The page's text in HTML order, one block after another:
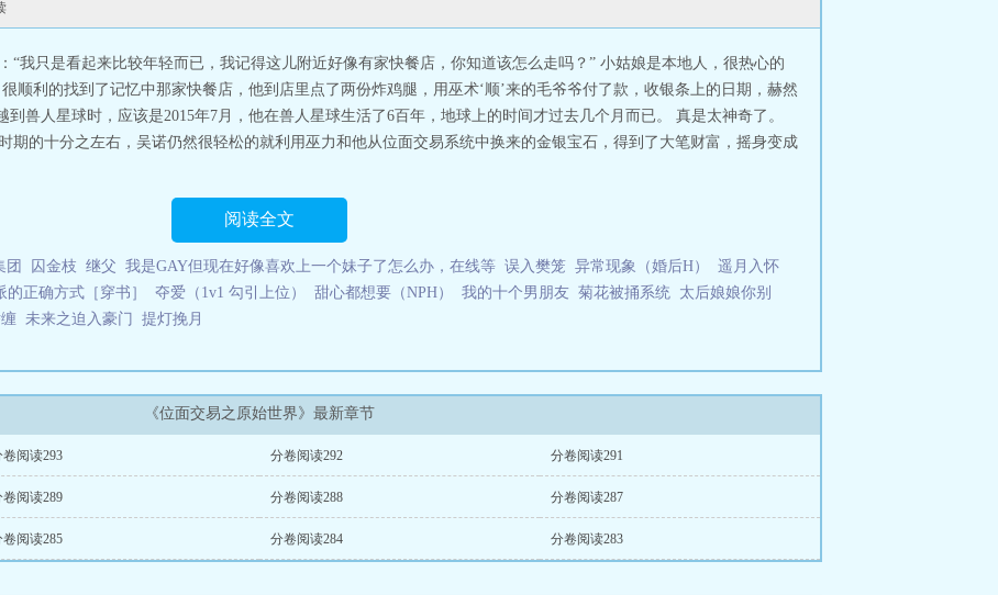
“我只是看起来比较年轻而已，我记得这儿附近好像有家快餐店，你知道该怎么走吗？” 小姑娘是本地人，很热心的
顺利的找到了记忆中那家快餐店，他到店里点了两份炸鸡腿，用巫术‘顺’来的毛爷爷付了款，收银条上的日期，赫然
到兽人星球时，应该是2015年7月，他在兽人星球生活了6百年，地球上的时间才过去几个月而已。 真是太神奇了。
期的十分之左右，吴诺仍然很轻松的就利用巫力和他从位面交易系统中换来的金银宝石，得到了大笔财富，摇身变成
阅读全文
团 囚金枝 继父 我是GAY但现在好像喜欢上一个妹子了怎么办，在线等 误入樊笼 异常现象（婚后H）
遥月入怀
的正确方式［穿书］ 夺爱（1v1 勾引上位） 甜心都想要（NPH） 我的十个男朋友 菊花被捅系统 太后娘娘你别
未来之迫入豪门 提灯挽月
《位面交易之原始世界》最新章节
卷阅读293 分卷阅读292 分卷阅读291
卷阅读289 分卷阅读288 分卷阅读287
卷阅读285 分卷阅读284 分卷阅读283